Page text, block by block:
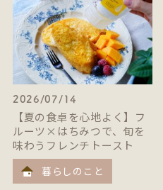
2026/07/14
【夏の食卓を心地よく】フ
ルーツ×はちみつで、旬を
味わうフレンチトースト
暮らしのこと